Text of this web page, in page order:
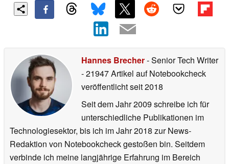
Hannes Brecher- Senior Tech Writer
- 21947 Artikel auf Notebookcheck
veröffentlichtseit 2018
Seit dem Jahr 2009 schreibe ich für
unterschiedliche Publikationen im
Technologiesektor, bis ich im Jahr 2018 zur News-
Redaktion von Notebookcheck gestoßen bin. Seitdem
verbinde ich meine langjährige Erfahrung im Bereich